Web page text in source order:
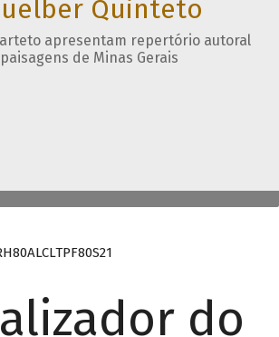
Quinteto
apresentam repertório autoral
de Minas Gerais
do